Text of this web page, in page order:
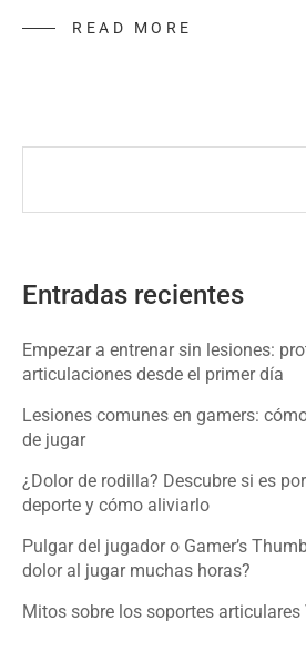
Entradas recientes
Empezar a entrenar sin lesiones:
articulaciones desde el primer día
Lesiones comunes en gamers:
de jugar
¿Dolor de rodilla? Descubre si es
deporte y cómo aliviarlo
Pulgar del jugador o Gamer’s
dolor al jugar muchas horas?
Mitos sobre los soportes articulares
READ MORE